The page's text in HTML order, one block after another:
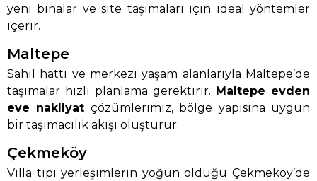
yeni binalar ve site taşımaları için ideal yöntemler
içerir.
Maltepe
Sahil hattı ve merkezi yaşam alanlarıyla Maltepe’de
taşımalar hızlı planlama gerektirir. Maltepe evden
eve nakliyat çözümlerimiz, bölge yapısına uygun
bir taşımacılık akışı oluşturur.
Çekmeköy
Villa tipi yerleşimlerin yoğun olduğu Çekmeköy’de